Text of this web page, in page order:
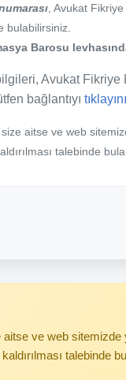
, Avukat Fikriye
bulabilirsiniz.
Barosu
Avukat Fikriye
bağlantıyı
aitse ve web
talebinde
ve web
talebinde